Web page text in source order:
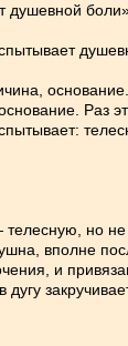
душевной
Раз
телесную, но
вполне
и